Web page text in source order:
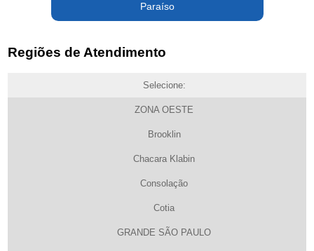
Paraíso
Regiões de Atendimento
Selecione:
ZONA OESTE
Brooklin
Chacara Klabin
Consolação
Cotia
GRANDE SÃO PAULO